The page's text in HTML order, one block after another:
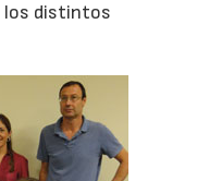
los distintos